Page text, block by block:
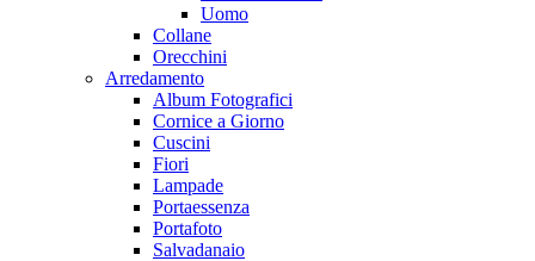
Uomo
Collane
Orecchini
Arredamento
Album Fotografici
Cornice a Giorno
Cuscini
Fiori
Lampade
Portaessenza
Portafoto
Salvadanaio